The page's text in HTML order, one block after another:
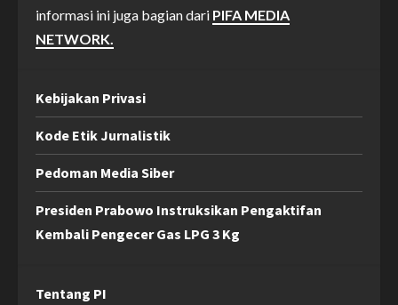
informasi ini juga bagian dari PIFA MEDIA
NETWORK.
Kebijakan Privasi
Kode Etik Jurnalistik
Pedoman Media Siber
Presiden Prabowo Instruksikan Pengaktifan
Kembali Pengecer Gas LPG 3 Kg
Tentang PI